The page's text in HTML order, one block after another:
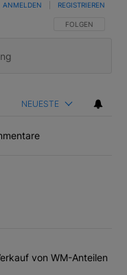
FOLGE DIESER
FOLGEN
ANMELDEN REGISTRIEREN
NEUESTE
kommentierten
Pläne für den
von WM-Anteilen